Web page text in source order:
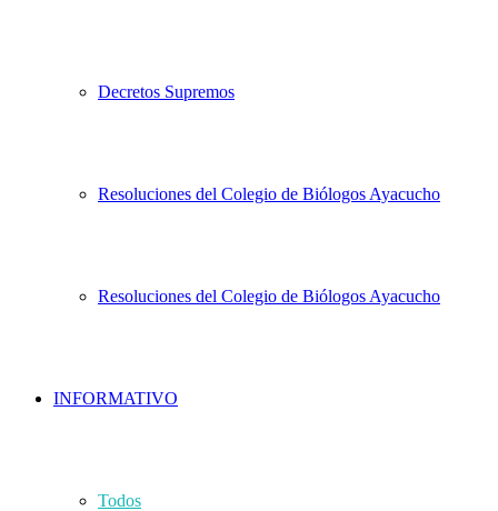
Decretos Supremos
Resoluciones del Colegio de Biólogos Ayacucho
Resoluciones del Colegio de Biólogos Ayacucho
INFORMATIVO
Todos